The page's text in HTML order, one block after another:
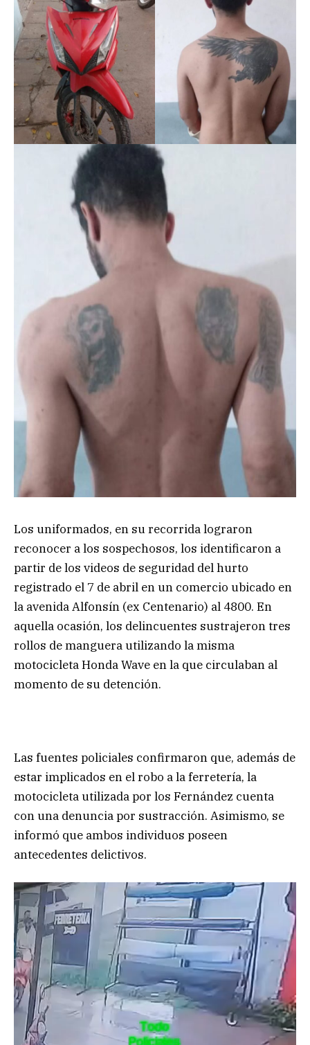
Los uniformados, en su recorrida lograron
reconocer a los sospechosos, los identificaron a
partir de los videos de seguridad del hurto
registrado el 7 de abril en un comercio ubicado en
la avenida Alfonsín (ex Centenario) al 4800. En
aquella ocasión, los delincuentes sustrajeron tres
rollos de manguera utilizando la misma
motocicleta Honda Wave en la que circulaban al
momento de su detención.
Las fuentes policiales confirmaron que, además de
estar implicados en el robo a la ferretería, la
motocicleta utilizada por los Fernández cuenta
con una denuncia por sustracción. Asimismo, se
informó que ambos individuos poseen
antecedentes delictivos.